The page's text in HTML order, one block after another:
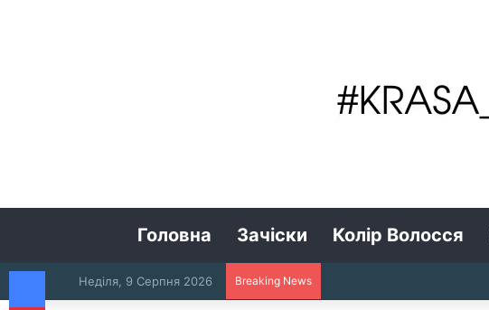
Головна Зачіски Колір Волосся
Неділя, 9 Серпня 2026 Breaking News